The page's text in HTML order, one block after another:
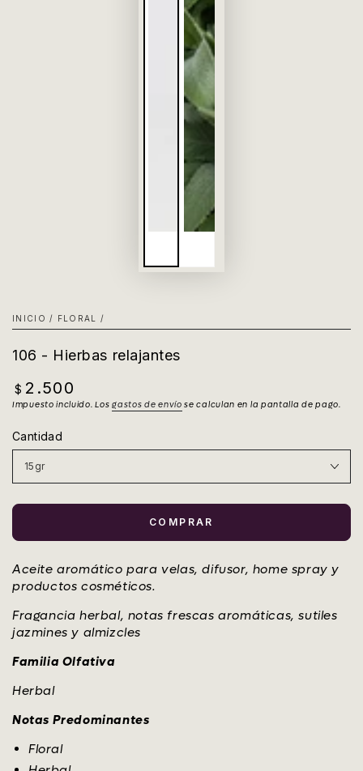
INICIO / FLORAL /
106 - Hierbas relajantes
Precio
regular
$ 2.500
Impuesto incluido. Losgastos de envío se calculan en la pantalla de pago.
Cantidad
COMPRAR
Aceite aromático para velas, difusor, home spray y
productos cosméticos.
Fragancia herbal, notas frescas aromáticas, sutiles
jazmines y almizcles
Familia Olfativa
Herbal
Notas Predominantes
Floral